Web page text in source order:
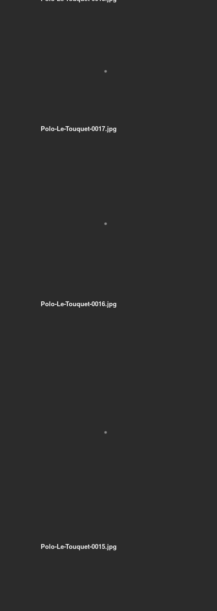
Polo-Le-Touquet-0017.jpg
Polo-Le-Touquet-0016.jpg
Polo-Le-Touquet-0015.jpg